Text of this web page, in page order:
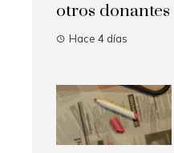
otros donantes
Hace 4 días